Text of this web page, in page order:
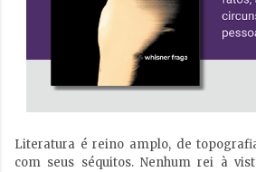
Literatura é reino amplo, de
com seus séquitos. Nenhum rei à